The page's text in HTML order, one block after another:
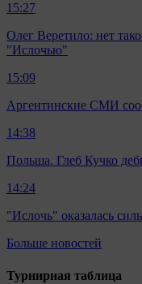
15:27
Олег Веретило: нет
"Ислочью"
15:09
Аргентинские СМИ
14:38
Польша. Глеб Кучко
14:24
"Ислочь" оказалась
Больше новостей
Турнирная таблица